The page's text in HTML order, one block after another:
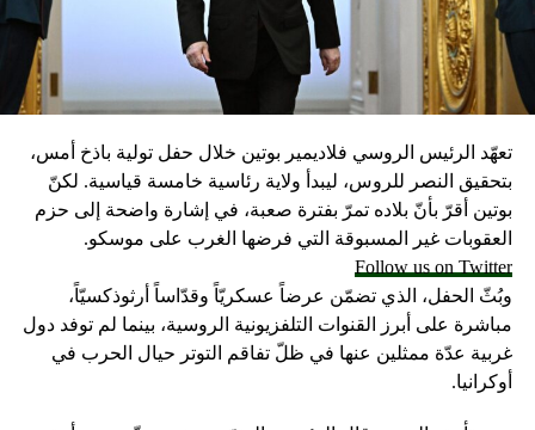
تعهّد الرئيس الروسي فلاديمير بوتين خلال حفل تولية باذخ أمس،
بتحقيق النصر للروس، ليبدأ ولاية رئاسية خامسة قياسية. لكنّ
بوتين أقرّ بأنّ بلاده تمرّ بفترة صعبة، في إشارة واضحة إلى حزم
العقوبات غير المسبوقة التي فرضها الغرب على موسكو.
Follow us on Twitter
وبُثّ الحفل، الذي تضمّن عرضاً عسكريّاً وقدّاساً أرثوذكسيّاً،
مباشرة على أبرز القنوات التلفزيونية الروسية، بينما لم توفد دول
غربية عدّة ممثلين عنها في ظلّ تفاقم التوتر حيال الحرب في
أوكرانيا.